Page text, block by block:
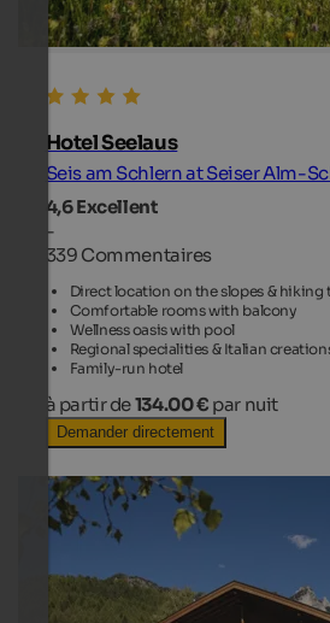
Hotel Seelaus
Seis am Schlern at Seiser Alm-
4,6Excellent
-
339 Commentaires
Direct location on the slopes & hiking
Comfortable rooms with balcony
Wellness oasis with pool
Regional specialities & Italian
Family-run hotel
à partir de134.00 € par nuit
Demander directement